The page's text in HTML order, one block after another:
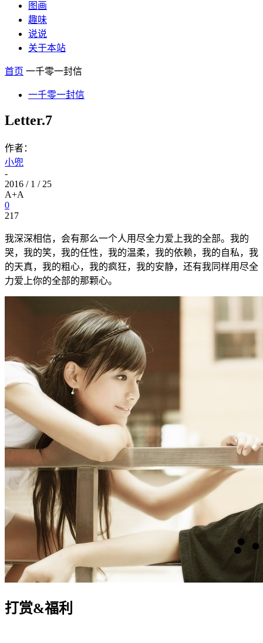
图画
趣味
说说
关于本站
首页 一千零一封信
一千零一封信
Letter.7
作者：
小兜
-
2016 / 1 / 25
A+A
0
217
我深深相信，会有那么一个人用尽全力爱上我的全部。我的
哭，我的笑，我的任性，我的温柔，我的依赖，我的自私，我
的天真，我的粗心，我的疯狂，我的安静，还有我同样用尽全
力爱上你的全部的那颗心。
打赏&福利